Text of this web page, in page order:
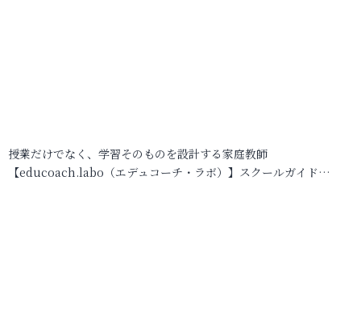
授業だけでなく、学習そのものを設計する家庭教師
【educoach.labo（エデュコーチ・ラボ）】スクールガイド…